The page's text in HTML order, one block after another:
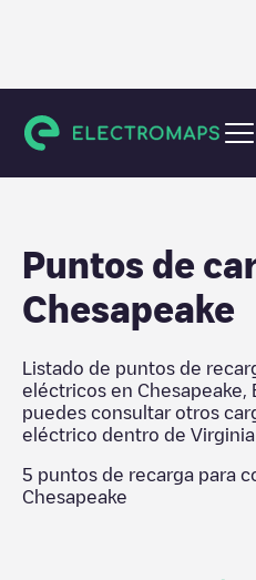
Virginia
Puntos de
Chesapeake
Listado de puntos de
eléctricos en Chesapeake
puedes consultar otros
eléctrico dentro de Virginia
5 puntos de recarga para
Chesapeake